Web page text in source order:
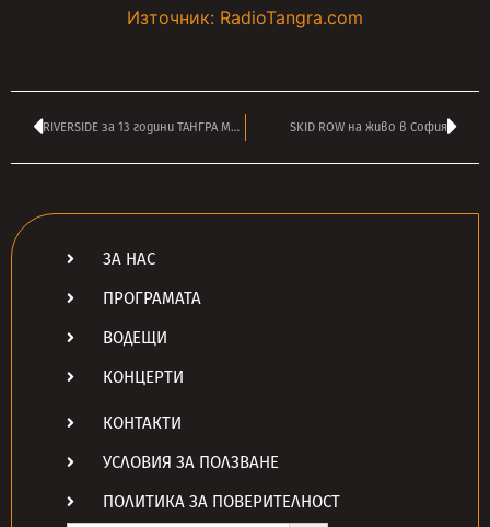
Източник: RadioTangra.com
RIVERSIDE за 13 години ТАНГРА МЕГА РОК SKID ROW на живо в София
ЗА НАС
ПРОГРАМАТА
ВОДЕЩИ
КОНЦЕРТИ
КОНТАКТИ
УСЛОВИЯ ЗА ПОЛЗВАНЕ
ПОЛИТИКА ЗА ПОВЕРИТЕЛНОСТ
Search Button